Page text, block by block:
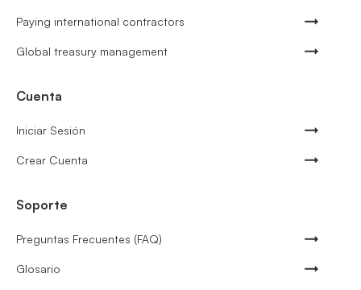
Paying international contractors
Global treasury management
Cuenta
Iniciar Sesión
Crear Cuenta
Soporte
Preguntas Frecuentes (FAQ)
Glosario